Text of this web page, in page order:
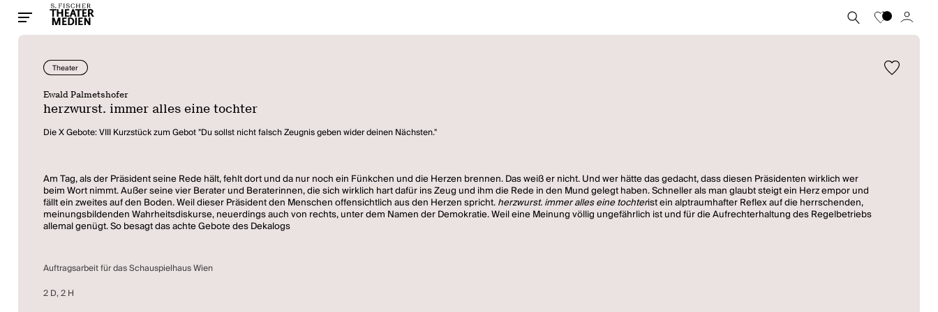
Theater
Ewald Palmetshofer
herzwurst. immer alles eine tochter
Die X Gebote: VIII Kurzstück zum Gebot "Du sollst nicht falsch Zeugnis geben wider deinen Nächsten."
Am Tag, als der Präsident seine Rede hält, fehlt dort und da nur noch ein Fünkchen und die Herzen brennen. Das weiß er nicht. Und wer hätte das gedacht, dass diesen Präsidenten wirklich wer
beim Wort nimmt. Außer seine vier Berater und Beraterinnen, die sich wirklich hart dafür ins Zeug und ihm die Rede in den Mund gelegt haben. Schneller als man glaubt steigt ein Herz empor und
fällt ein zweites auf den Boden. Weil dieser Präsident den Menschen offensichtlich aus den Herzen spricht.herzwurst. immer alles eine tochterist ein alptraumhafter Reflex auf die herrschenden,
meinungsbildenden Wahrheitsdiskurse, neuerdings auch von rechts, unter dem Namen der Demokratie. Weil eine Meinung völlig ungefährlich ist und für die Aufrechterhaltung des Regelbetriebs
allemal genügt. So besagt das achte Gebote des Dekalogs
Auftragsarbeit für das Schauspielhaus Wien
2 D, 2 H